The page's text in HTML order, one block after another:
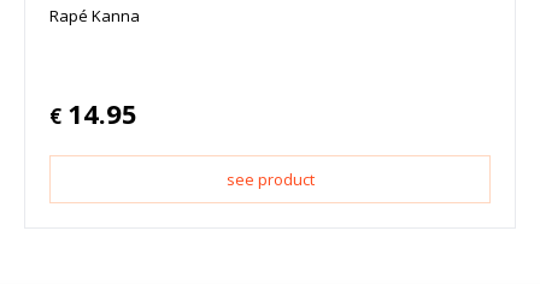
Rapé Kanna
€ 14.95
see product